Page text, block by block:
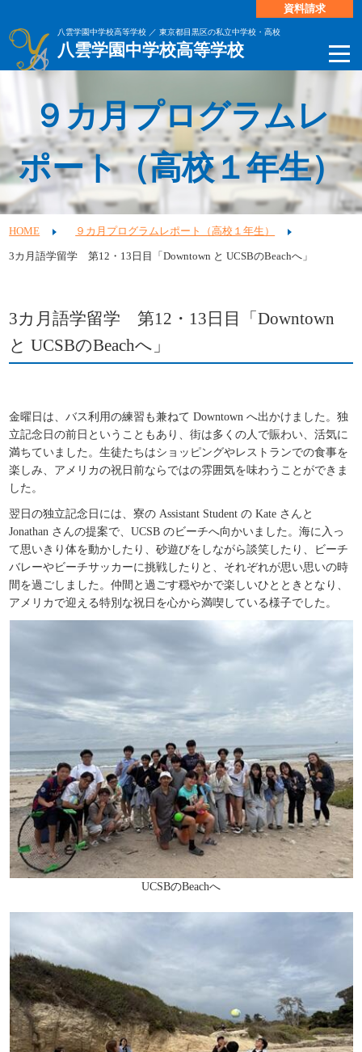
八雲学園中学校高等学校 ／ 東京都目黒区の私立中学校・高校
八雲学園中学校高等学校
資料請求
９カ月プログラムレ
ポート（高校１年生）
HOME ９カ月プログラムレポート（高校１年生）
3カ月語学留学 第12・13日目「Downtown と UCSBのBeachへ」
3カ月語学留学 第12・13日目「Downtown
と UCSBのBeachへ」
金曜日は、バス利用の練習も兼ねて Downtown へ出かけました。独
立記念日の前日ということもあり、街は多くの人で賑わい、活気に
満ちていました。生徒たちはショッピングやレストランでの食事を
楽しみ、アメリカの祝日前ならではの雰囲気を味わうことができま
した。
翌日の独立記念日には、寮の Assistant Student の Kate さんと
Jonathan さんの提案で、UCSB のビーチへ向かいました。海に入っ
て思いきり体を動かしたり、砂遊びをしながら談笑したり、ビーチ
バレーやビーチサッカーに挑戦したりと、それぞれが思い思いの時
間を過ごしました。仲間と過ごす穏やかで楽しいひとときとなり、
アメリカで迎える特別な祝日を心から満喫している様子でした。
UCSBのBeachへ